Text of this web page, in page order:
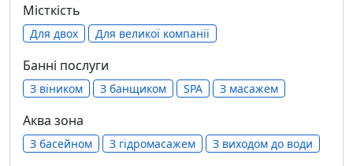
Місткість
Для двох Для великої компанії
Банні послуги
З віником З банщиком SPA З масажем
Аква зона
З басейном З гідромасажем З виходом до води